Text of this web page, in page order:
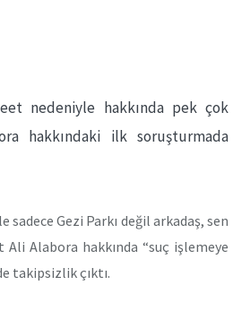
nedeniyle hakkında pek çok
hakkındaki ilk soruşturmada
sadece Gezi Parkı değil arkadaş, sen
Alabora hakkında “suç işlemeye
takipsizlik çıktı.